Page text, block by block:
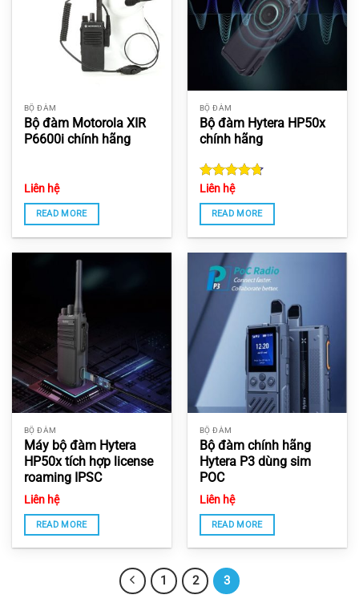
BỘ ĐÀM
Bộ đàm Motorola XIR
P6600i chính hãng
Liên hệ
READ MORE
BỘ ĐÀM
Bộ đàm Hytera HP50x
chính hãng
Rated4.7
out of 5
Liên hệ
READ MORE
BỘ ĐÀM
Máy bộ đàm Hytera
HP50x tích hợp license
roaming IPSC
Liên hệ
READ MORE
BỘ ĐÀM
Bộ đàm chính hãng
Hytera P3 dùng sim
POC
Liên hệ
READ MORE
1 2 3